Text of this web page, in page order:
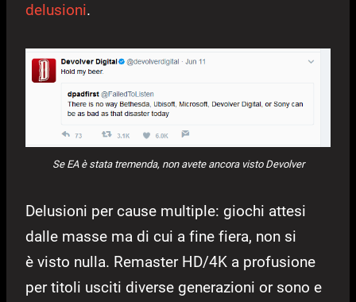
delusioni.
Se EA è stata tremenda, non avete ancora visto Devolver
Delusioni per cause multiple: giochi attesi
dalle masse ma di cui a fine fiera, non si
è visto nulla. Remaster HD/4K a profusione
per titoli usciti diverse generazioni or sono e